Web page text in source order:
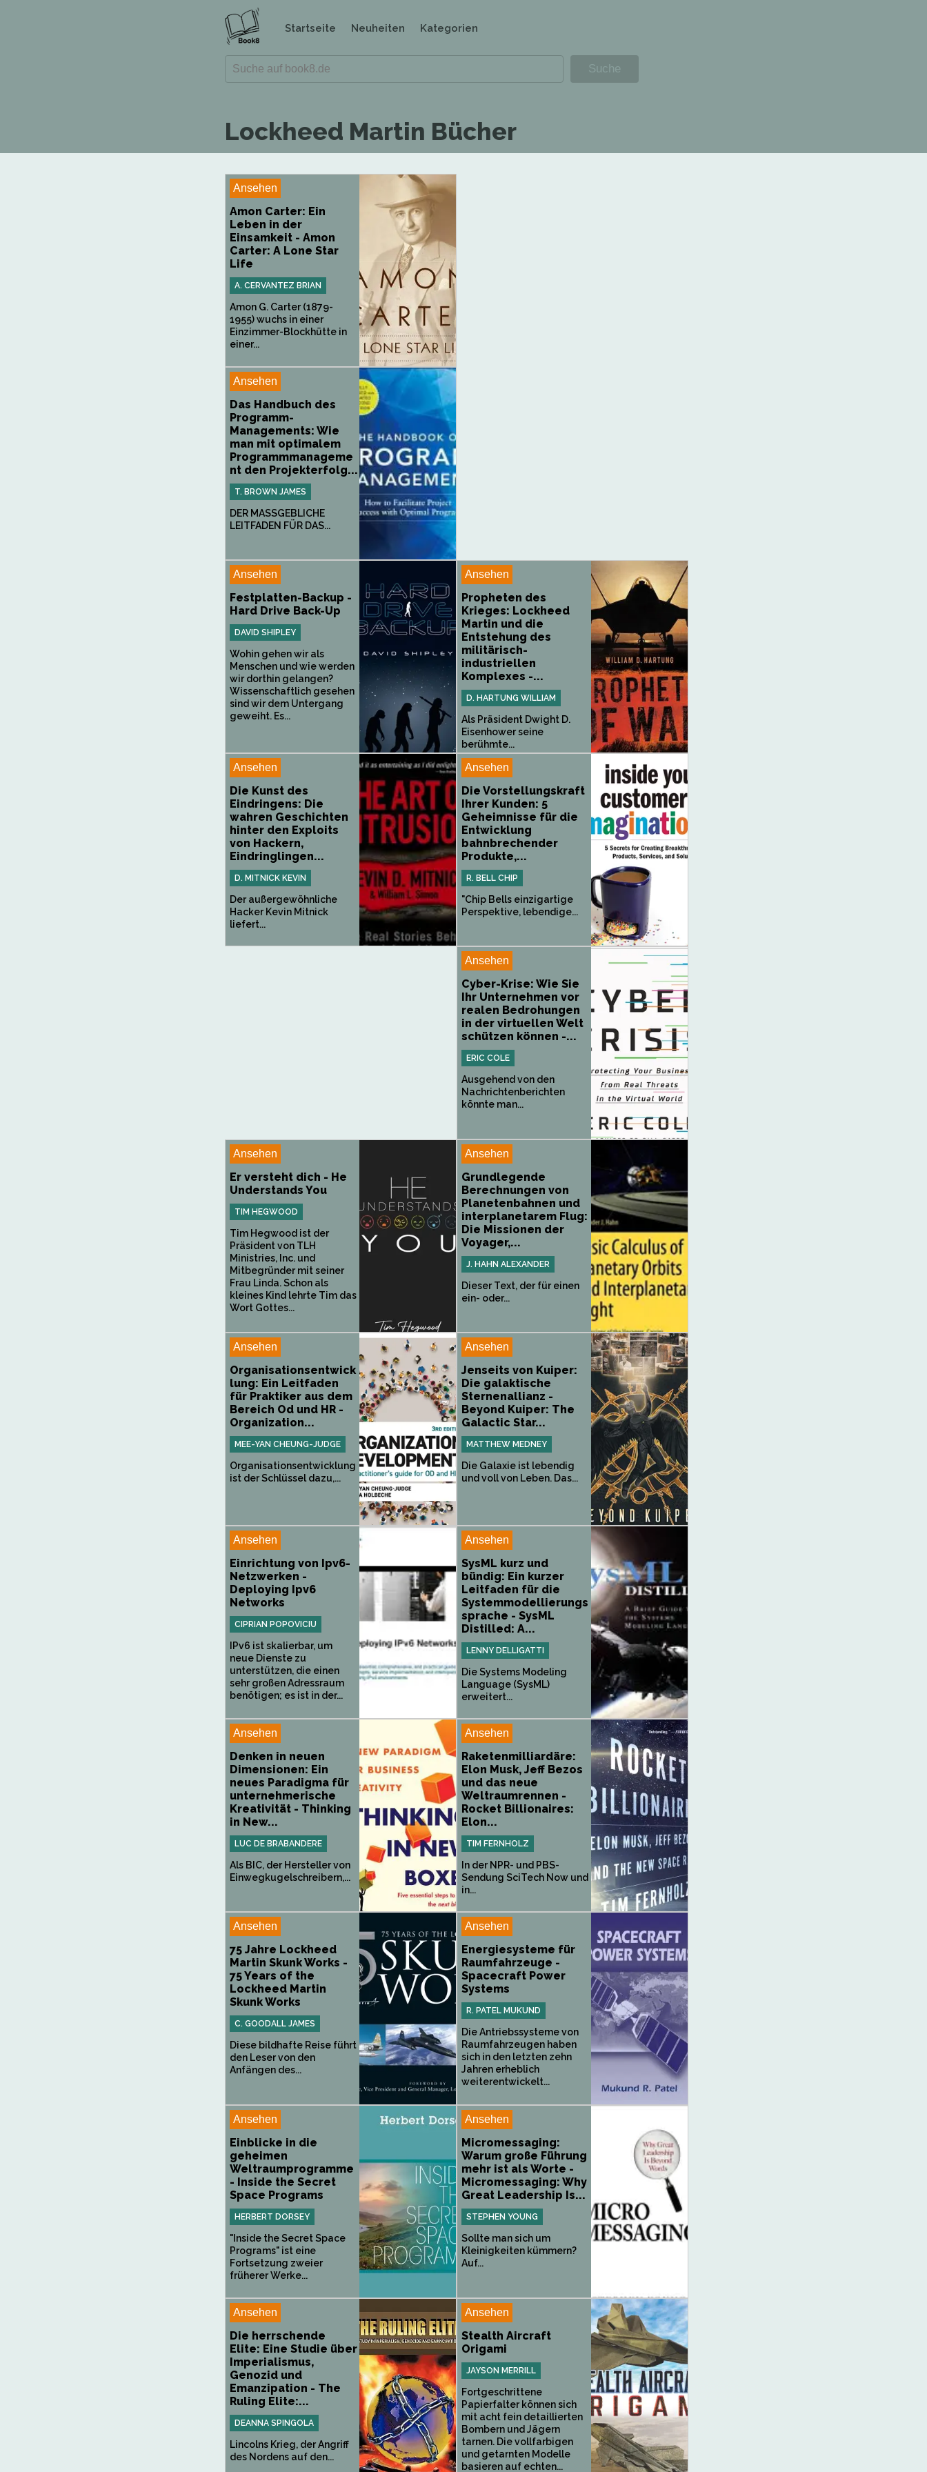
Startseite Neuheiten Kategorien
Lockheed Martin Bücher
Ansehen
Amon Carter: Ein
Leben in der
Einsamkeit - Amon
Carter: A Lone Star
Life
A. CERVANTEZ BRIAN
Amon G. Carter (1879-
1955) wuchs in einer
Einzimmer-Blockhütte in
einer...
Ansehen
Das Handbuch des
Programm-
Managements: Wie
man mit optimalem
Programmmanageme
nt den Projekterfolg...
T. BROWN JAMES
DER MASSGEBLICHE
LEITFADEN FÜR DAS...
Ansehen
Festplatten-Backup -
Hard Drive Back-Up
DAVID SHIPLEY
Wohin gehen wir als
Menschen und wie werden
wir dorthin gelangen?
Wissenschaftlich gesehen
sind wir dem Untergang
geweiht. Es...
Ansehen
Propheten des
Krieges: Lockheed
Martin und die
Entstehung des
militärisch-
industriellen
Komplexes -...
D. HARTUNG WILLIAM
Als Präsident Dwight D.
Eisenhower seine
berühmte...
Ansehen
Die Kunst des
Eindringens: Die
wahren Geschichten
hinter den Exploits
von Hackern,
Eindringlingen...
D. MITNICK KEVIN
Der außergewöhnliche
Hacker Kevin Mitnick
liefert...
Ansehen
Die Vorstellungskraft
Ihrer Kunden: 5
Geheimnisse für die
Entwicklung
bahnbrechender
Produkte,...
R. BELL CHIP
"Chip Bells einzigartige
Perspektive, lebendige...
Ansehen
Cyber-Krise: Wie Sie
Ihr Unternehmen vor
realen Bedrohungen
in der virtuellen Welt
schützen können -...
ERIC COLE
Ausgehend von den
Nachrichtenberichten
könnte man...
Ansehen
Er versteht dich - He
Understands You
TIM HEGWOOD
Tim Hegwood ist der
Präsident von TLH
Ministries, Inc. und
Mitbegründer mit seiner
Frau Linda. Schon als
kleines Kind lehrte Tim das
Wort Gottes...
Ansehen
Grundlegende
Berechnungen von
Planetenbahnen und
interplanetarem Flug:
Die Missionen der
Voyager,...
J. HAHN ALEXANDER
Dieser Text, der für einen
ein- oder...
Ansehen
Organisationsentwick
lung: Ein Leitfaden
für Praktiker aus dem
Bereich Od und HR -
Organization...
MEE-YAN CHEUNG-JUDGE
Organisationsentwicklung
ist der Schlüssel dazu,...
Ansehen
Jenseits von Kuiper:
Die galaktische
Sternenallianz -
Beyond Kuiper: The
Galactic Star...
MATTHEW MEDNEY
Die Galaxie ist lebendig
und voll von Leben. Das...
Ansehen
Einrichtung von Ipv6-
Netzwerken -
Deploying Ipv6
Networks
CIPRIAN POPOVICIU
IPv6 ist skalierbar, um
neue Dienste zu
unterstützen, die einen
sehr großen Adressraum
benötigen; es ist in der...
Ansehen
SysML kurz und
bündig: Ein kurzer
Leitfaden für die
Systemmodellierungs
sprache - SysML
Distilled: A...
LENNY DELLIGATTI
Die Systems Modeling
Language (SysML)
erweitert...
Ansehen
Denken in neuen
Dimensionen: Ein
neues Paradigma für
unternehmerische
Kreativität - Thinking
in New...
LUC DE BRABANDERE
Als BIC, der Hersteller von
Einwegkugelschreibern,...
Ansehen
Raketenmilliardäre:
Elon Musk, Jeff Bezos
und das neue
Weltraumrennen -
Rocket Billionaires:
Elon...
TIM FERNHOLZ
In der NPR- und PBS-
Sendung SciTech Now und
in...
Ansehen
75 Jahre Lockheed
Martin Skunk Works -
75 Years of the
Lockheed Martin
Skunk Works
C. GOODALL JAMES
Diese bildhafte Reise führt
den Leser von den
Anfängen des...
Ansehen
Energiesysteme für
Raumfahrzeuge -
Spacecraft Power
Systems
R. PATEL MUKUND
Die Antriebssysteme von
Raumfahrzeugen haben
sich in den letzten zehn
Jahren erheblich
weiterentwickelt...
Ansehen
Einblicke in die
geheimen
Weltraumprogramme
- Inside the Secret
Space Programs
HERBERT DORSEY
"Inside the Secret Space
Programs" ist eine
Fortsetzung zweier
früherer Werke...
Ansehen
Micromessaging:
Warum große Führung
mehr ist als Worte -
Micromessaging: Why
Great Leadership Is...
STEPHEN YOUNG
Sollte man sich um
Kleinigkeiten kümmern?
Auf...
Ansehen
Die herrschende
Elite: Eine Studie über
Imperialismus,
Genozid und
Emanzipation - The
Ruling Elite:...
DEANNA SPINGOLA
Lincolns Krieg, der Angriff
des Nordens auf den...
Ansehen
Stealth Aircraft
Origami
JAYSON MERRILL
Fortgeschrittene
Papierfalter können sich
mit acht fein detaillierten
Bombern und Jägern
tarnen. Die vollfarbigen
und getarnten Modelle
basieren auf echten...